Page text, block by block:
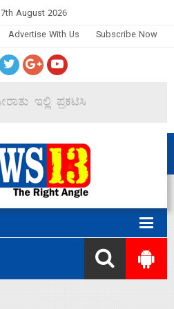
August 2026
Advertise With Us Subscribe Now